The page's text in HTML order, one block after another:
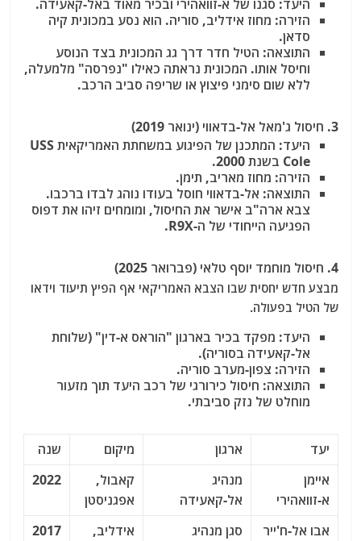
היעד: סגנו של א-זוואהירי ובכיר מאוד באל-קאעידה.
הזירה: מחוז אידליב, סוריה. הוא נסע במכונית קיה
סדאן.
התוצאה: הטיל חדר דרך גג המכונית בצד הנוסע
וחיסל אותו. המכונית נראתה כאילו "נפרסה" מלמעלה,
ללא שום סימני פיצוץ או שריפה סביב הרכב.
3. חיסול ג'מאל אל-בדאווי (ינואר 2019)
היעד:
המתכנן של הפיגוע במשחתת האמריקאית USS
Cole בשנת 2000.
הזירה: מחוז מאריב, תימן.
התוצאה: אל-בדאווי חוסל בעודו נוהג לבדו ברכבו.
צבא ארה"ב אישר את החיסול, ומומחים זיהו את דפוס
הפגיעה הייחודי של ה-R9X.
4. חיסול מוחמד יוסף טלאי (פברואר 2025)
מבצע חדש יחסית שבו הצבא האמריקאי אף הפיץ תיעוד וידאו
של הטיל בפעולה.
היעד: מפקד בכיר בארגון "הוראס א-דין" (שלוחת
אל-קאעידה בסוריה).
הזירה: צפון-מערב סוריה.
התוצאה: חיסול כירורגי של רכב היעד תוך מזעור
מוחלט של נזק סביבתי.
יעד ארגון מיקום
שנה
איימן
א-זוואהירי
מנהיג
אל-קאעידה
קאבול,
אפגניסטן
2022
אבו אל-ח'ייר
סגן מנהיג
אידליב,
2017